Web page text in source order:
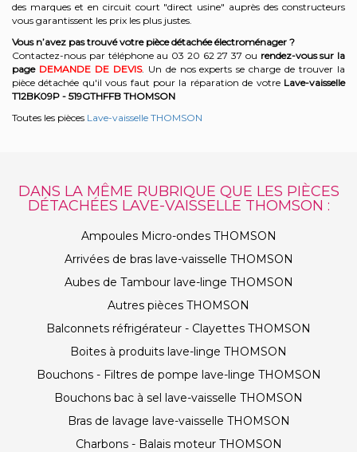
des marques et en circuit court "direct usine" auprès des constructeurs
vous garantissent les prix les plus justes.
Vous n’avez pas trouvé votre pièce détachée électroménager ?
Contactez-nous par téléphone au 03 20 62 27 37 ou rendez-vous sur la
page DEMANDE DE DEVIS. Un de nos experts se charge de trouver la
pièce détachée qu'il vous faut pour la réparation de votre Lave-vaisselle
T12BK09P - 519GTHFFB THOMSON
Toutes les pièces Lave-vaisselle THOMSON
DANS LA MÊME RUBRIQUE QUE LES PIÈCES
DÉTACHÉES LAVE-VAISSELLE THOMSON :
Ampoules Micro-ondes THOMSON
Arrivées de bras lave-vaisselle THOMSON
Aubes de Tambour lave-linge THOMSON
Autres pièces THOMSON
Balconnets réfrigérateur - Clayettes THOMSON
Boites à produits lave-linge THOMSON
Bouchons - Filtres de pompe lave-linge THOMSON
Bouchons bac à sel lave-vaisselle THOMSON
Bras de lavage lave-vaisselle THOMSON
Charbons - Balais moteur THOMSON